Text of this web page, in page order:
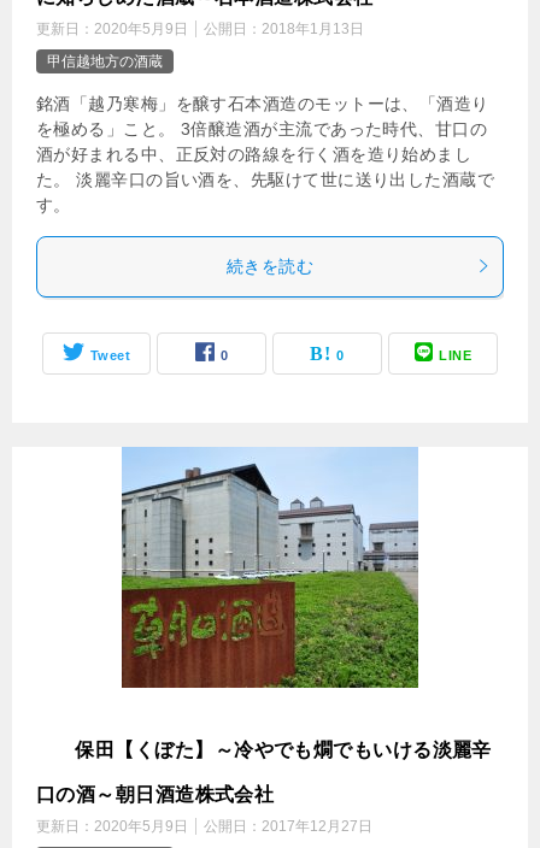
更新日： 2020年5月9日 公開日： 2018年1月13日
甲信越地方の酒蔵
銘酒「越乃寒梅」を醸す石本酒造のモットーは、「酒造り
を極める」こと。 3倍醸造酒が主流であった時代、甘口の
酒が好まれる中、正反対の路線を行く酒を造り始めまし
た。 淡麗辛口の旨い酒を、先駆けて世に送り出した酒蔵で
す。
続きを読む
Tweet 0 0 LINE
久保田【くぼた】～冷やでも燗でもいける淡麗辛
口の酒～朝日酒造株式会社
更新日： 2020年5月9日 公開日： 2017年12月27日